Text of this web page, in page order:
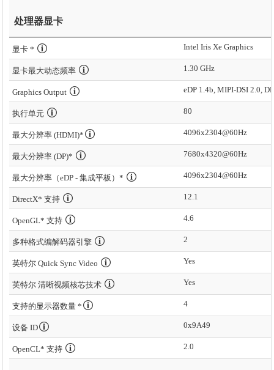
处理器显卡
显卡 * Intel Iris Xe Graphics
显卡最大动态频率 1.30 GHz
Graphics Output eDP 1.4b, MIPI-DSI 2.0,
执行单元 80
最大分辨率 (HDMI)* 4096x2304@60Hz
最大分辨率 (DP)* 7680x4320@60Hz
最大分辨率（eDP - 集成平板）* 4096x2304@60Hz
DirectX* 支持 12.1
OpenGL* 支持 4.6
多种格式编解码器引擎 2
英特尔 Quick Sync Video Yes
英特尔 清晰视频核芯技术 Yes
支持的显示器数量 * 4
设备 ID 0x9A49
OpenCL* 支持 2.0